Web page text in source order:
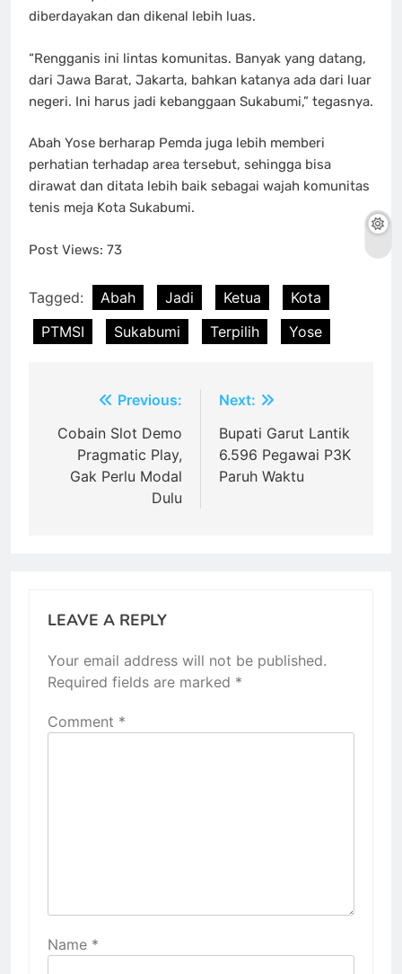
diberdayakan dan dikenal lebih luas.
“Rengganis ini lintas komunitas. Banyak yang datang,
dari Jawa Barat, Jakarta, bahkan katanya ada dari luar
negeri. Ini harus jadi kebanggaan Sukabumi,” tegasnya.
Abah Yose berharap Pemda juga lebih memberi
perhatian terhadap area tersebut, sehingga bisa
dirawat dan ditata lebih baik sebagai wajah komunitas
tenis meja Kota Sukabumi.
Post Views: 73
Tagged: Abah Jadi Ketua
Kota
PTMSI
Sukabumi Terpilih Yose
navigation
Previous:
Cobain Slot Demo
Pragmatic Play,
Gak Perlu Modal
Dulu
Next:
Bupati Garut Lantik
6.596 Pegawai P3K
Paruh Waktu
LEAVE A REPLY
Your email address will not be published.
Required fields are marked *
Comment *
Name *